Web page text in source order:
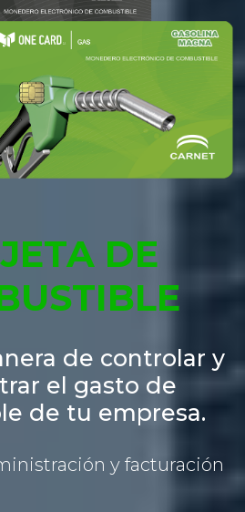
DE
de controlar y
el gasto de
de tu empresa.
y facturación